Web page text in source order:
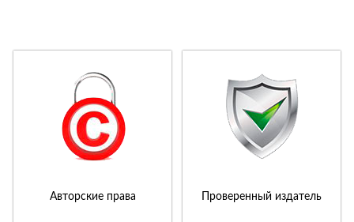
Авторские права Проверенный издатель